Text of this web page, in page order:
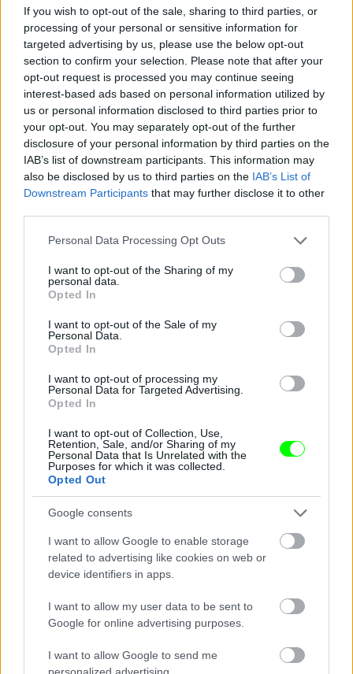
If you wish to opt-out of the sale, sharing to third parties, or
processing of your personal or sensitive information for
targeted advertising by us, please use the below opt-out
section to confirm your selection. Please note that after your
opt-out request is processed you may continue seeing
interest-based ads based on personal information utilized by
us or personal information disclosed to third parties prior to
your opt-out. You may separately opt-out of the further
disclosure of your personal information by third parties on the
IAB’s list of downstream participants. This information may
also be disclosed by us to third parties on the IAB’s List of
Downstream Participants that may further disclose it to other
Please note that this website/app uses one or more Google
not limited to your visit or usage behaviour. You may click to
grant or deny consent to Google and its third-party tags to
use your data for below specified purposes in below Google
consent section.
Personal Data Processing Opt Outs
I want to opt-out of the Sharing of my
personal data.
Opted In
I want to opt-out of the Sale of my
Personal Data.
Opted In
I want to opt-out of processing my
Personal Data for Targeted Advertising.
Opted In
I want to opt-out of Collection, Use,
Retention, Sale, and/or Sharing of my
Personal Data that Is Unrelated with the
Purposes for which it was collected.
Opted Out
Google consents
I want to allow Google to enable storage
related to advertising like cookies on web or
device identifiers in apps.
I want to allow my user data to be sent to
Google for online advertising purposes.
I want to allow Google to send me
personalized advertising.
Bobby Dekeyser evezget egyet Miamiben az
óceánon
Fotó: Neilson Barnard / Europress / Getty #8
Jön még kép!
Ilyet is tud
Jön még kép!